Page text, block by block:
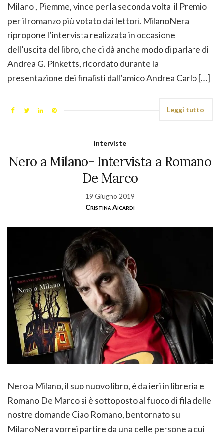
Milano , Piemme, vince per la seconda volta il Premio
per il romanzo più votato dai lettori. MilanoNera
ripropone l’intervista realizzata in occasione
dell’uscita del libro, che ci dà anche modo di parlare di
Andrea G. Pinketts, ricordato durante la
presentazione dei finalisti dall’amico Andrea Carlo […]
Leggi tutto
interviste
Nero a Milano- Intervista a Romano
De Marco
19 Giugno 2019
Cristina Aicardi
Nero a Milano, il suo nuovo libro, è da ieri in libreria e
Romano De Marco si è sottoposto al fuoco di fila delle
nostre domande Ciao Romano, bentornato su
MilanoNera vorrei partire da una delle persone a cui